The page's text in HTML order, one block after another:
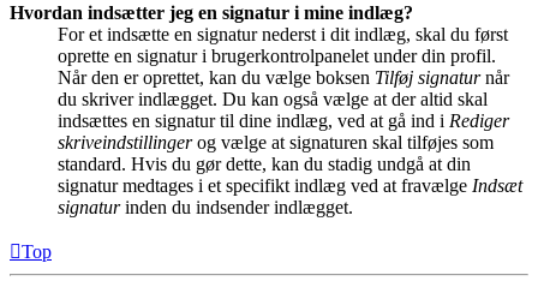
Hvordan indsætter jeg en signatur i mine indlæg?
For et indsætte en signatur nederst i dit indlæg, skal du først
oprette en signatur i brugerkontrolpanelet under din profil.
Når den er oprettet, kan du vælge boksen Tilføj signaturnår
du skriver indlægget. Du kan også vælge at der altid skal
indsættes en signatur til dine indlæg, ved at gå ind i Rediger
skriveindstillingerog vælge at signaturen skal tilføjes som
standard. Hvis du gør dette, kan du stadig undgå at din
signatur medtages i et specifikt indlæg ved at fravælge Indsæt
signaturinden du indsender indlægget.
Top